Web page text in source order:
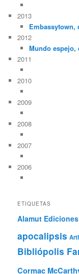
2013
Embassytown,
2012
Mundo espejo,
2011
2010
2009
2008
2007
2006
ETIQUETAS
Alamut Ediciones
apocalipsis
Bibliópolis
Cormac